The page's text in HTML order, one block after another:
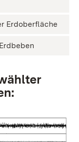
Erdoberfläche